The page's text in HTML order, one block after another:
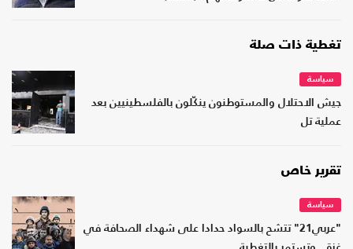
تغطية ذات صلة
سياسة
جيش الاحتلال والمستوطنون ينكّلون بالفلسطينيين بعد
عملية تل
تقرير خاص
سياسة
"عربي21" تتشح بالسواد حدادا على شهداء الصحافة في